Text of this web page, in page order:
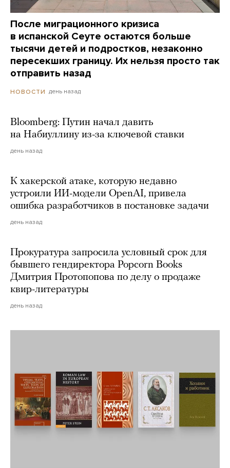
После миграционного кризиса
в испанской Сеуте остаются больше
тысячи детей и подростков, незаконно
пересекших границу. Их нельзя просто так
отправить назад
НОВОСТИ день назад
Bloomberg: Путин начал давить
на Набиуллину из-за ключевой ставки
день назад
К хакерской атаке, которую недавно
устроили ИИ-модели OpenAI, привела
ошибка разработчиков в постановке задачи
день назад
Прокуратура запросила условный срок для
бывшего гендиректора Popcorn Books
Дмитрия Протопопова по делу о продаже
квир-литературы
день назад